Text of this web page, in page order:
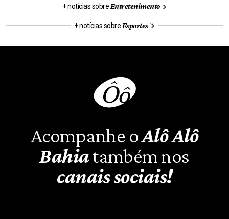
+ notícias sobre Entretenimento
+ notícias sobre Esportes
Acompanhe oAlô Alô
Bahiatambém nos
canais sociais!